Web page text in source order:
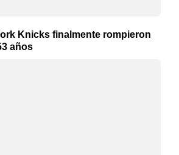
Knicks finalmente rompieron
años